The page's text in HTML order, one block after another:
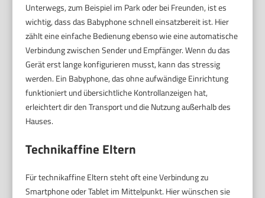
Unterwegs, zum Beispiel im Park oder bei Freunden, ist es
wichtig, dass das Babyphone schnell einsatzbereit ist. Hier
zählt eine einfache Bedienung ebenso wie eine automatische
Verbindung zwischen Sender und Empfänger. Wenn du das
Gerät erst lange konfigurieren musst, kann das stressig
werden. Ein Babyphone, das ohne aufwändige Einrichtung
funktioniert und übersichtliche Kontrollanzeigen hat,
erleichtert dir den Transport und die Nutzung außerhalb des
Hauses.
Technikaffine Eltern
Für technikaffine Eltern steht oft eine Verbindung zu
Smartphone oder Tablet im Mittelpunkt. Hier wünschen sie